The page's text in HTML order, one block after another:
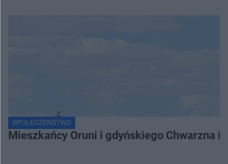
SPOŁECZEŃSTWO
Mieszkańcy Oruni i gdyńskiego Chwarzna